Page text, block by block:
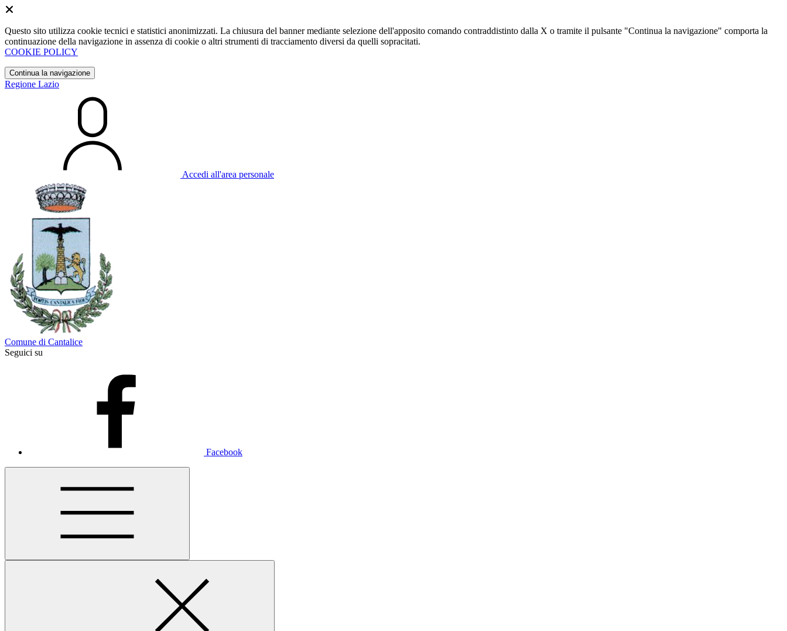
Questo sito utilizza cookie tecnici e statistici anonimizzati. La chiusura del banner mediante selezione dell'apposito comando contraddistinto dalla X o tramite il pulsante "Continua la navigazione" comporta la
continuazione della navigazione in assenza di cookie o altri strumenti di tracciamento diversi da quelli sopracitati.
COOKIE POLICY
Continua la navigazione
Regione Lazio
Accedi all'area personale
Comune di Cantalice
Seguici su
Facebook